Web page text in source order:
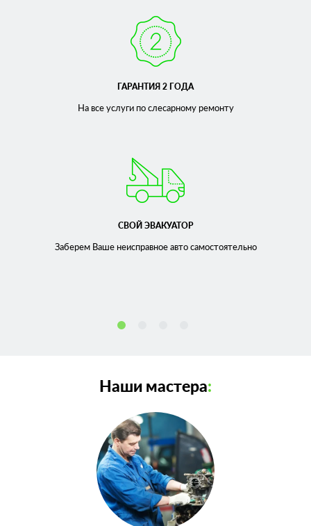
ГАРАНТИЯ 2 ГОДА
На все услуги по слесарномуремонту
СВОЙ ЭВАКУАТОР
Заберем Ваше неисправноеавто самостоятельно
Наши мастера: